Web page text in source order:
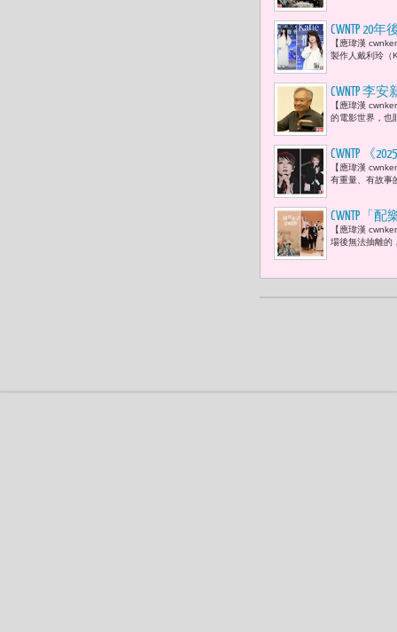
CWNTP
的全新單曲
【應瑋漢
製作人戴利玲（
CWNTP 李
跡「拍電
【應瑋漢
的電影世界，也
CWNTP 《
理解世界
【應瑋漢
有重量、有故事
CWNTP「
【應瑋漢
場後無法抽離的